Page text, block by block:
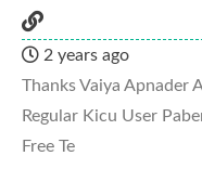
2 years ago
Thanks Vaiya Apnader
Regular Kicu User
Free Te